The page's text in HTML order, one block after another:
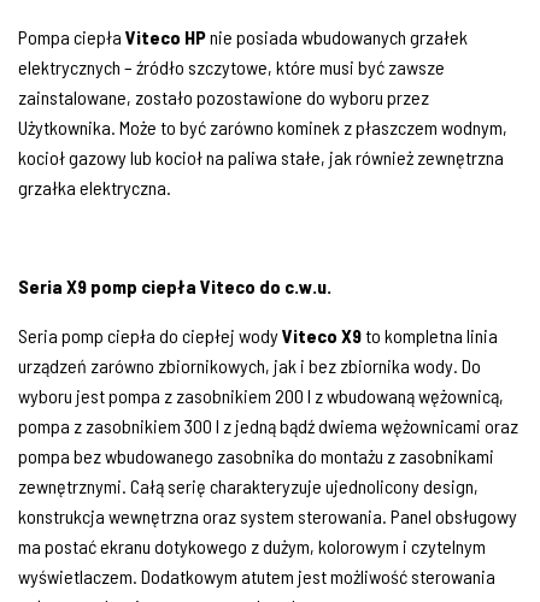
Pompa ciepła Viteco HPnie posiada wbudowanych grzałek
elektrycznych – źródło szczytowe, które musi być zawsze
zainstalowane, zostało pozostawione do wyboru przez
Użytkownika. Może to być zarówno kominek z płaszczem wodnym,
kocioł gazowy lub kocioł na paliwa stałe, jak również zewnętrzna
grzałka elektryczna.
Seria X9 pomp ciepła Viteco do c.w.u.
Seria pomp ciepła do ciepłej wodyViteco X9to kompletna linia
urządzeń zarówno zbiornikowych, jak i bez zbiornika wody. Do
wyboru jest pompa z zasobnikiem 200 l z wbudowaną wężownicą,
pompa z zasobnikiem 300 l z jedną bądź dwiema wężownicami oraz
pompa bez wbudowanego zasobnika do montażu z zasobnikami
zewnętrznymi. Całą serię charakteryzuje ujednolicony design,
konstrukcja wewnętrzna oraz system sterowania. Panel obsługowy
ma postać ekranu dotykowego z dużym, kolorowym i czytelnym
wyświetlaczem. Dodatkowym atutem jest możliwość sterowania